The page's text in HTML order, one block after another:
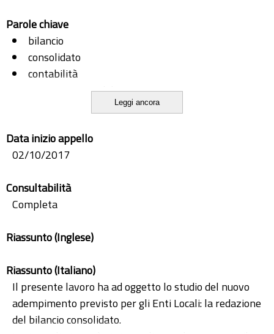
Parole chiave
bilancio
consolidato
contabilità
economia aziendale
Leggi ancora
Data inizio appello
02/10/2017
Consultabilità
Completa
Riassunto (Inglese)
Riassunto (Italiano)
Il presente lavoro ha ad oggetto lo studio del nuovo
adempimento previsto per gli Enti Locali: la redazione
del bilancio consolidato.